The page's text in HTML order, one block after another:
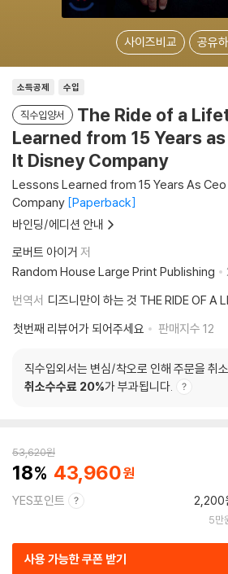
사이즈비교 공유
소득공제 수입
직수입양서
The Ride of a
Learned from 15 Years
lt Disney Company
Lessons Learned from 15 Years As
Company Paperback
바인딩/에디션 안내
로버트 아이거 저
Random House Large Print Publishing
번역서 디즈니만이 하는 것 THE RIDE OF A
첫번째 리뷰어가 되어주세요
판매지수 12
직수입외서는 변심/착오로 인해 주문을 취
취소수수료 20%가 부과됩니다.
53,620원
18 43,960
YES포인트 2,200
5만
사용 가능한 쿠폰 받기